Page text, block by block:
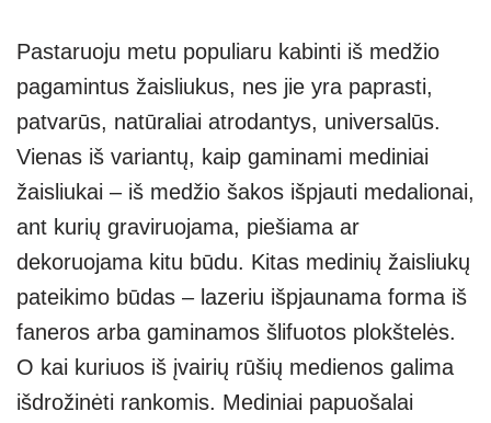
Pastaruoju metu populiaru kabinti iš medžio
pagamintus žaisliukus, nes jie yra paprasti,
patvarūs, natūraliai atrodantys, universalūs.
Vienas iš variantų, kaip gaminami mediniai
žaisliukai – iš medžio šakos išpjauti medalionai,
ant kurių graviruojama, piešiama ar
dekoruojama kitu būdu. Kitas medinių žaisliukų
pateikimo būdas – lazeriu išpjaunama forma iš
faneros arba gaminamos šlifuotos plokštelės.
O kai kuriuos iš įvairių rūšių medienos galima
išdrožinėti rankomis. Mediniai papuošalai